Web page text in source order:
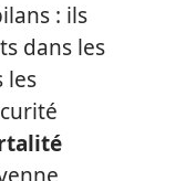
: ils
dans les
les